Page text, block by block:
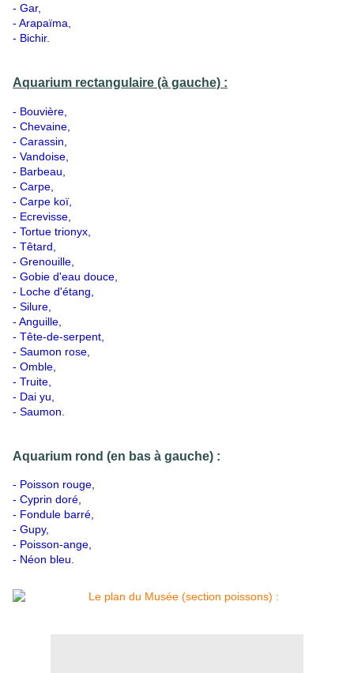
- Gar,
- Arapaïma,
- Bichir.
Aquarium rectangulaire (à gauche) :
- Bouvière,
- Chevaine,
- Carassin,
- Vandoise,
- Barbeau,
- Carpe,
- Carpe koï,
- Ecrevisse,
- Tortue trionyx,
- Têtard,
- Grenouille,
- Gobie d'eau douce,
- Loche d'étang,
- Silure,
- Anguille,
- Tête-de-serpent,
- Saumon rose,
- Omble,
- Truite,
- Dai yu,
- Saumon.
Aquarium rond (en bas à gauche) :
- Poisson rouge,
- Cyprin doré,
- Fondule barré,
- Gupy,
- Poisson-ange,
- Néon bleu.